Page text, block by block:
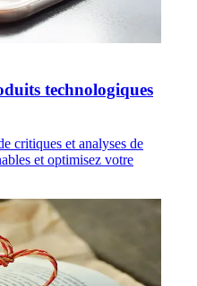
technologiques
critiques et analyses de
et optimisez votre